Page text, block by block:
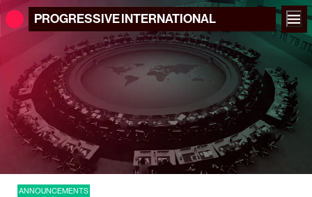
PROGRESSIVEINTERNATIONAL
ANNOUNCEMENTS